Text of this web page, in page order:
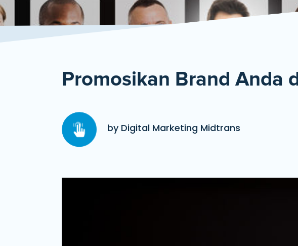
Promosikan Brand Anda
by Digital Marketing Midtrans